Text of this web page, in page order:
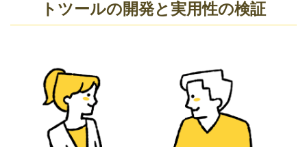
トツールの開発と実用性の検証